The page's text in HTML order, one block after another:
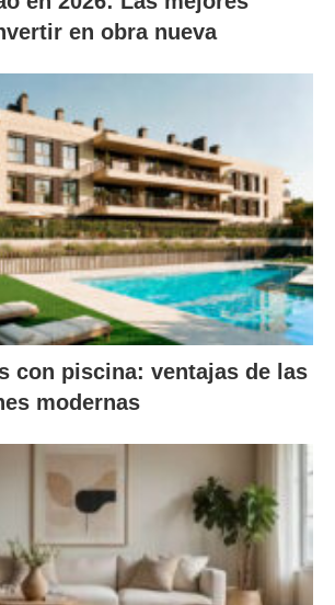
en obra nueva
con piscina: ventajas de las
modernas